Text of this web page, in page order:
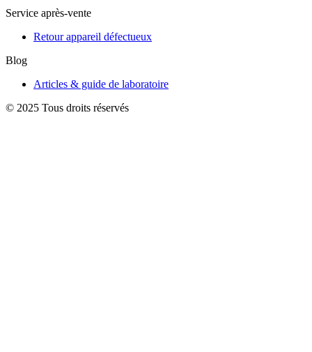
Service après-vente
Retour appareil défectueux
Blog
Articles & guide de laboratoire
© 2025 Tous droits réservés